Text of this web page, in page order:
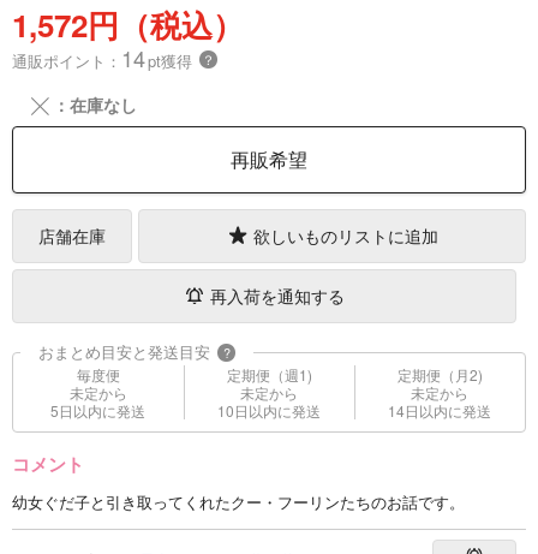
1,572円（税込）
通販ポイント： 14pt獲得 ？
╳ ：在庫なし
再販希望
店舗在庫 欲しいものリストに追加
再入荷を通知する
おまとめ目安と発送目安 ?
毎度便
未定から
5日以内に発送
定期便（週1)
未定から
10日以内に発送
定期便（月2)
未定から
14日以内に発送
コメント
幼女ぐだ子と引き取ってくれたクー・フーリンたちのお話です。